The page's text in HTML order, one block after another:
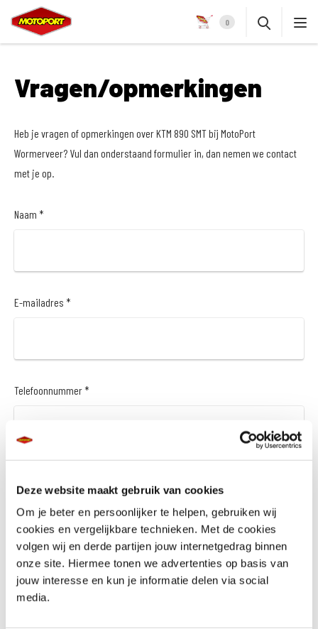
Deze website maakt gebruik van cookies
Om je beter en persoonlijker te helpen, gebruiken wij
cookies en vergelijkbare technieken. Met de cookies
volgen wij en derde partijen jouw internetgedrag binnen
onze site. Hiermee tonen we advertenties op basis van
jouw interesse en kun je informatie delen via social
media.
0
Vragen/opmerkingen
Heb je vragen of opmerkingen over KTM 890 SMT bij MotoPort
Wormerveer? Vul dan onderstaand formulier in, dan nemen we contact
met je op.
Naam *
E-mailadres *
Telefoonnummer *
Wil je een financieringsaanbod *